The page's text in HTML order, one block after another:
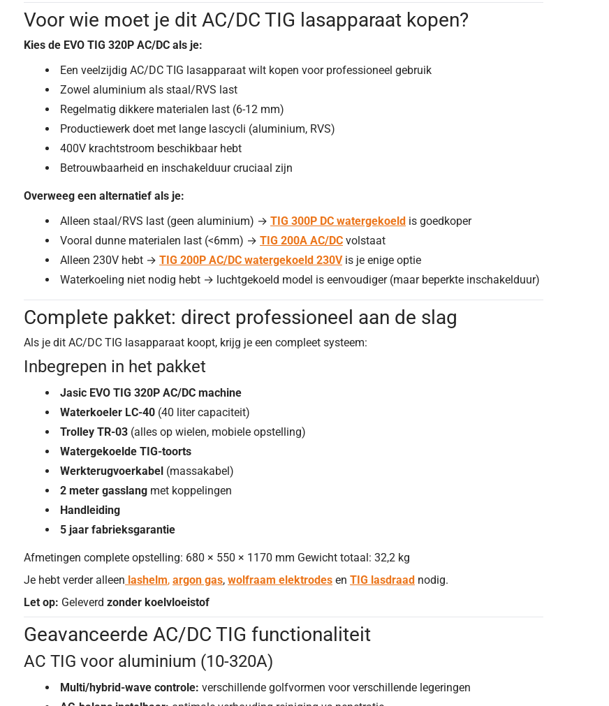
Voor wie moet je dit AC/DC TIG lasapparaat kopen?
Kies de EVO TIG 320P AC/DC als je:
Een veelzijdig AC/DC TIG lasapparaat wilt kopen voor professioneel gebruik
Zowel aluminium als staal/RVS last
Regelmatig dikkere materialen last (6-12 mm)
Productiewerk doet met lange lascycli (aluminium, RVS)
400V krachtstroom beschikbaar hebt
Betrouwbaarheid en inschakelduur cruciaal zijn
Overweeg een alternatief als je:
Alleen staal/RVS last (geen aluminium) → TIG 300P DC watergekoeld is goedkoper
Vooral dunne materialen last (<6mm) → TIG 200A AC/DC volstaat
Alleen 230V hebt → TIG 200P AC/DC watergekoeld 230Vis je enige optie
Waterkoeling niet nodig hebt → luchtgekoeld model is eenvoudiger (maar beperkte inschakelduur)
Complete pakket: direct professioneel aan de slag
Als je dit AC/DC TIG lasapparaat koopt, krijg je een compleet systeem:
Inbegrepen in het pakket
Jasic EVO TIG 320P AC/DC machine
Waterkoeler LC-40 (40 liter capaciteit)
Trolley TR-03 (alles op wielen, mobiele opstelling)
Watergekoelde TIG-toorts
Werkterugvoerkabel (massakabel)
2 meter gasslang met koppelingen
Handleiding
5 jaar fabrieksgarantie
Afmetingen complete opstelling: 680 × 550 × 1170 mm Gewicht totaal: 32,2 kg
Je hebt verder alleen lashelm, argon gas, wolfraam elektrodes en TIG lasdraad nodig.
Let op: Geleverd zonder koelvloeistof
Geavanceerde AC/DC TIG functionaliteit
AC TIG voor aluminium (10-320A)
Multi/hybrid-wave controle: verschillende golfvormen voor verschillende legeringen